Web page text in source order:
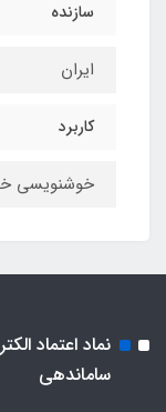
سازنده
ایران
کاربرد
خوشنویسی
نماد اعتماد
ساماندهی